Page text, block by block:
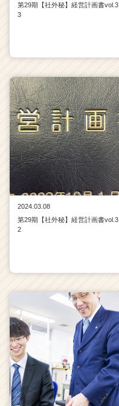
e
第29期【社外秘】経営計画書vol.3
3
2024.03.08
第29期【社外秘】経営計画書vol.3
2